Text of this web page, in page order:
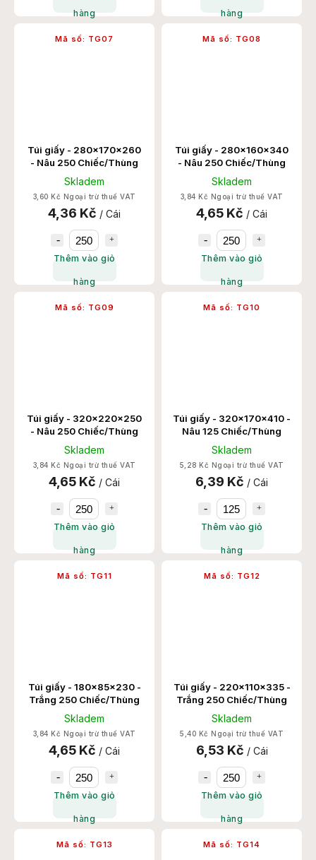
hàng hàng
Túi giấy - 280x170x260
- Nâu 250 Chiếc/Thùng
Skladem
3,60 Kč Ngoại trừ thuế VAT
4,36 Kč / Cái
Thêm vào giỏ
hàng
Mã số: TG07
Túi giấy - 280x160x340
- Nâu 250 Chiếc/Thùng
Skladem
3,84 Kč Ngoại trừ thuế VAT
4,65 Kč / Cái
Thêm vào giỏ
hàng
Mã số: TG08
Túi giấy - 320x220x250
- Nâu 250 Chiếc/Thùng
Skladem
3,84 Kč Ngoại trừ thuế VAT
4,65 Kč / Cái
Thêm vào giỏ
hàng
Mã số: TG09
Túi giấy - 320x170x410 -
Nâu 125 Chiếc/Thùng
Skladem
5,28 Kč Ngoại trừ thuế VAT
6,39 Kč / Cái
Thêm vào giỏ
hàng
Mã số: TG10
Túi giấy - 180x85x230 -
Trắng 250 Chiếc/Thùng
Skladem
3,84 Kč Ngoại trừ thuế VAT
4,65 Kč / Cái
Thêm vào giỏ
hàng
Mã số: TG11
Túi giấy - 220x110x335 -
Trắng 250 Chiếc/Thùng
Skladem
5,40 Kč Ngoại trừ thuế VAT
6,53 Kč / Cái
Thêm vào giỏ
hàng
Mã số: TG12
Mã số: TG13 Mã số: TG14